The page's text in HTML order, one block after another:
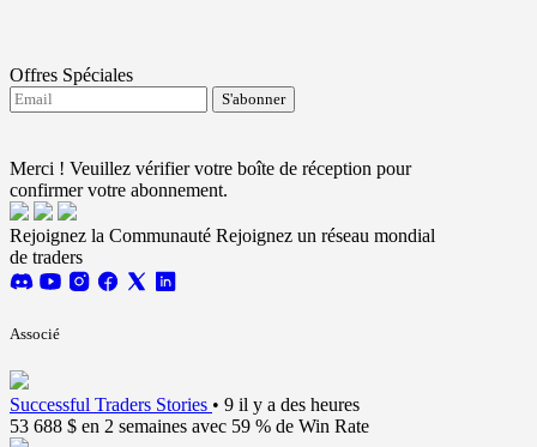
Offres Spéciales
S'abonner
Merci ! Veuillez vérifier votre boîte de réception pour
confirmer votre abonnement.
Rejoignez la Communauté Rejoignez un réseau mondial
de traders
Associé
Successful Traders Stories • 9 il y a des heures
53 688 $ en 2 semaines avec 59 % de Win Rate